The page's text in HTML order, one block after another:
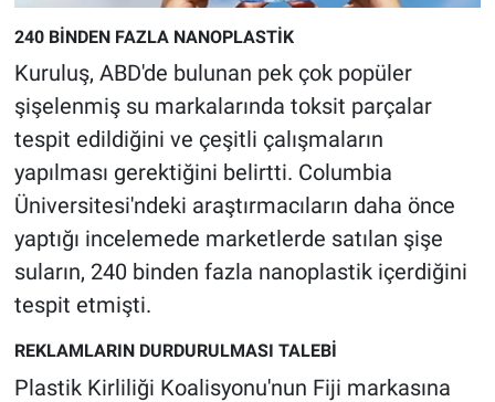
240 BİNDEN FAZLA NANOPLASTİK
Kuruluş, ABD'de bulunan pek çok popüler
şişelenmiş su markalarında toksit parçalar
tespit edildiğini ve çeşitli çalışmaların
yapılması gerektiğini belirtti. Columbia
Üniversitesi'ndeki araştırmacıların daha önce
yaptığı incelemede marketlerde satılan şişe
suların, 240 binden fazla nanoplastik içerdiğini
tespit etmişti.
REKLAMLARIN DURDURULMASI TALEBİ
Plastik Kirliliği Koalisyonu'nun Fiji markasına
Yerel Yaşam
Canlı Yayın